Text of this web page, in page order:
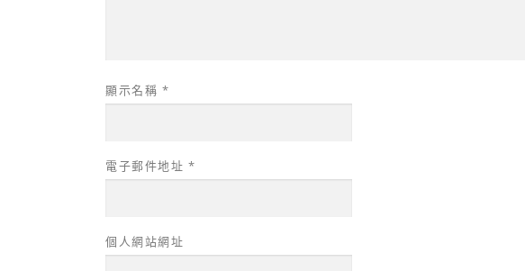
顯示名稱 *
電子郵件地址 *
個人網站網址